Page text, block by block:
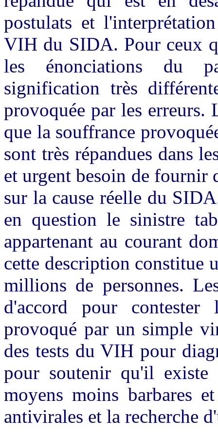
postulats et
VIH du SIDA. Pour ceux
les énonciations du
signification très
provoquée par les erreurs.
que la souffrance
sont très répandues dans
et urgent besoin de fournir
sur la cause réelle du
en question le sinistre
appartenant au courant
cette description constitue
millions de personnes.
d'accord pour
provoqué par un simple
des tests du VIH pour
pour soutenir qu'il
moyens moins barbares
antivirales et la recherche